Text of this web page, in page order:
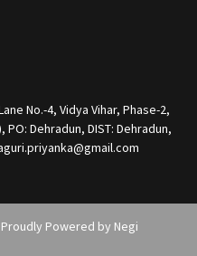
No.-4, Vidya Vihar, Phase-2,
Dehradun, DIST: Dehradun,
Powered by Negi